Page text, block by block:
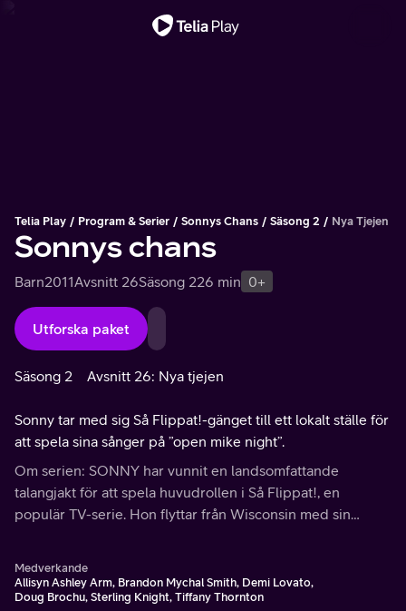
Telia Play Program & Serier Sonnys Chans Säsong 2 Nya Tjejen
Sonnys chans
Barn2011Avsnitt 26Säsong 226 min 0+
Utforska paket
Säsong 2 Avsnitt 26: Nya tjejen
Sonny tar med sig Så Flippat!-gänget till ett lokalt ställe för
att spela sina sånger på ”open mike night”.
Om serien: SONNY har vunnit en landsomfattande
talangjakt för att spela huvudrollen i Så Flippat!, en
populär TV-serie. Hon flyttar från Wisconsin med sin
Medverkande
Allisyn Ashley Arm, Brandon Mychal Smith, Demi Lovato,
Doug Brochu, Sterling Knight, Tiffany Thornton